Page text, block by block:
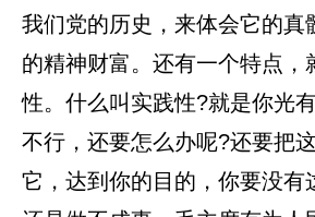
我们党的历史，来体会它的真
的精神财富。还有一个特点，
性。什么叫实践性?就是你光
不行，还要怎么办呢?还要把
它，达到你的目的，你要没有